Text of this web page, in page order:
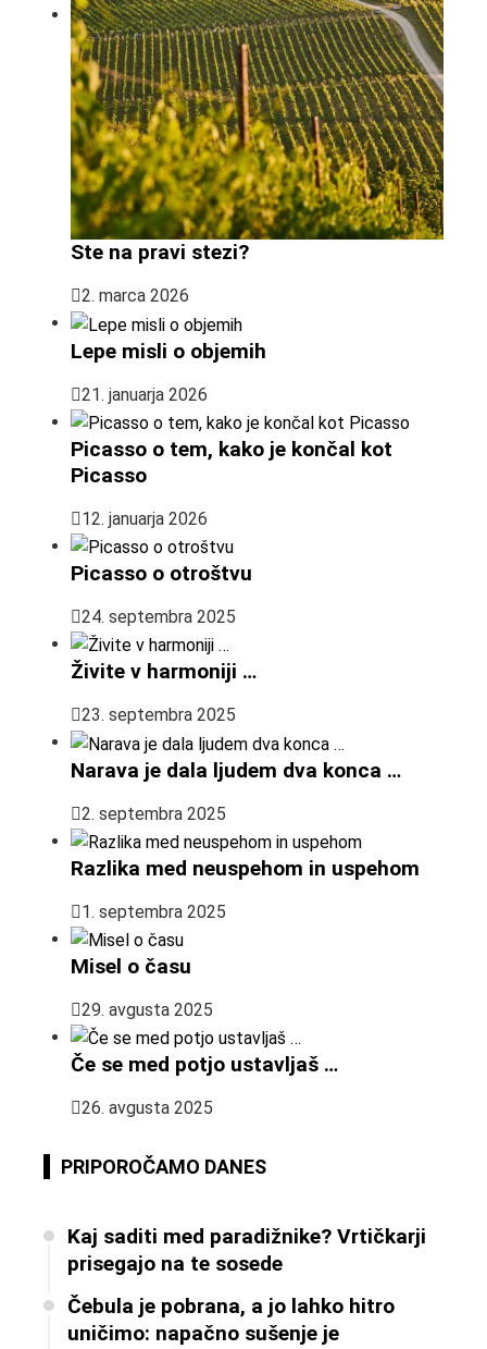
Ste na pravi stezi?
2. marca 2026
Lepe misli o objemih
21. januarja 2026
Picasso o tem, kako je končal kot
Picasso
12. januarja 2026
Picasso o otroštvu
24. septembra 2025
Živite v harmoniji …
23. septembra 2025
Narava je dala ljudem dva konca …
2. septembra 2025
Razlika med neuspehom in uspehom
1. septembra 2025
Misel o času
29. avgusta 2025
Če se med potjo ustavljaš …
26. avgusta 2025
PRIPOROČAMO DANES
Kaj saditi med paradižnike? Vrtičkarji
prisegajo na te sosede
Čebula je pobrana, a jo lahko hitro
uničimo: napačno sušenje je